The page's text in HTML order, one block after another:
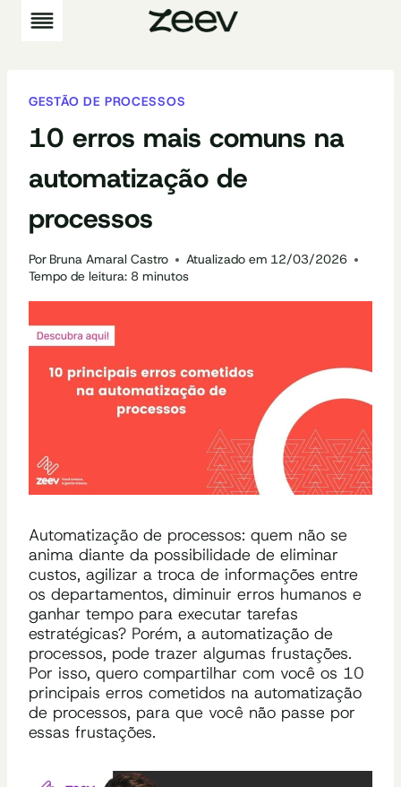
Pular
para
GESTÃO DE PROCESSOS
10 erros mais comuns na
automatização de
processos
Por Bruna Amaral Castro Atualizado em 12/03/2026
Tempo de leitura: 8 minutos
Automatização de processos: quem não se
anima diante da possibilidade de eliminar
custos, agilizar a troca de informações entre
os departamentos, diminuir erros humanos e
ganhar tempo para executar tarefas
estratégicas? Porém, a automatização de
processos, pode trazer algumas frustações.
Por isso, quero compartilhar com você os 10
principais erros cometidos na automatização
de processos, para que você não passe por
essas frustações.